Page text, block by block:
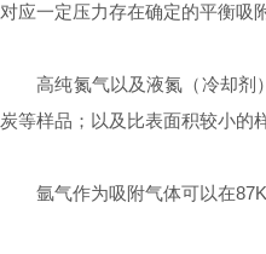
对应一定压力存在确定的平衡吸
高纯氮气以及液氮（冷却剂）
炭等样品；以及比表面积较小的
氩气作为吸附气体可以在87K